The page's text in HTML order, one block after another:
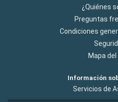
¿Quiénes
Preguntas
Condiciones
Mapa
Información
Servicios de